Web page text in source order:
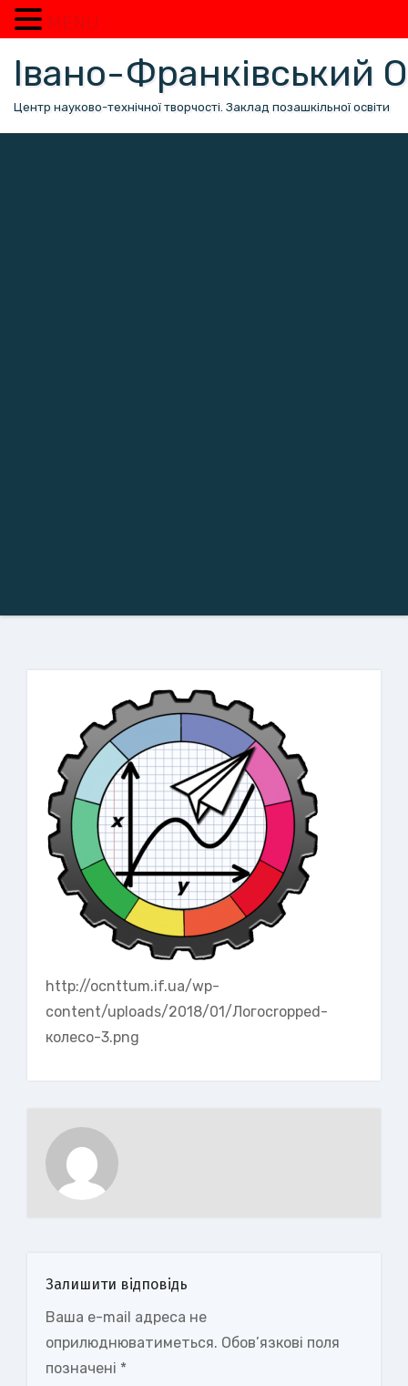
вмісту
Івано-Франківський
Центр науково-технічної творчості. Заклад позашкільної освіти
http://ocnttum.if.ua/wp-
content/uploads/2018/01/Логоcropped-
колесо-3.png
Залишити відповідь
Ваша e-mail адреса не
оприлюднюватиметься. Обов’язкові поля
позначені *
MENU